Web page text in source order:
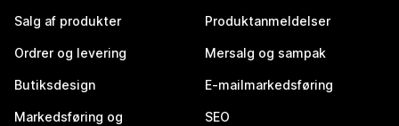
Salg af produkter
Ordrer og levering
Butiksdesign
Markedsføring og
Produktanmeldelser
Mersalg og sampak
E-mailmarkedsføring
SEO